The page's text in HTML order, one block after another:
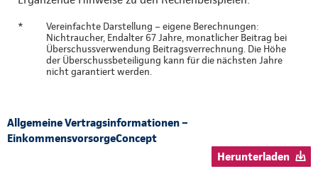
*
Vereinfachte Darstellung – eigene Berechnungen:
Nichtraucher, Endalter 67 Jahre, monatlicher Beitrag bei
Überschussverwendung Beitragsverrechnung. Die Höhe
der Überschussbeteiligung kann für die nächsten Jahre
nicht garantiert werden.
Allgemeine Vertragsinformationen –
EinkommensvorsorgeConcept
Herunterladen